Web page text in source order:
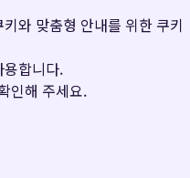
와 맞춤형 안내를 위한 쿠키
합니다.
인해 주세요.